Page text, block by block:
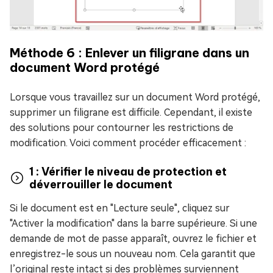
Méthode 6 : Enlever un filigrane dans un
document Word protégé
Lorsque vous travaillez sur un document Word protégé,
supprimer un filigrane est difficile. Cependant, il existe
des solutions pour contourner les restrictions de
modification. Voici comment procéder efficacement :
1 : Vérifier le niveau de protection et
déverrouiller le document
Si le document est en "Lecture seule", cliquez sur
"Activer la modification" dans la barre supérieure. Si une
demande de mot de passe apparaît, ouvrez le fichier et
enregistrez-le sous un nouveau nom. Cela garantit que
l’original reste intact si des problèmes surviennent